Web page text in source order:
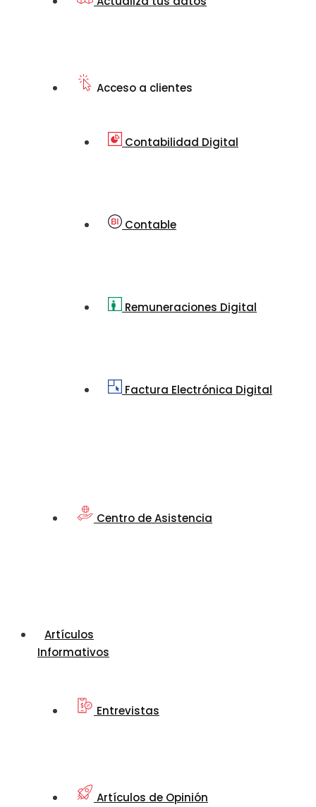
Acceso a clientes
Contabilidad Digital
Contable
Remuneraciones Digital
Factura Electrónica Digital
Centro de Asistencia
Artículos
Informativos
Entrevistas
Artículos de Opinión